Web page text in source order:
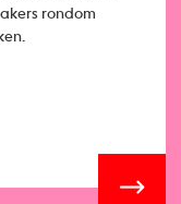
rondom